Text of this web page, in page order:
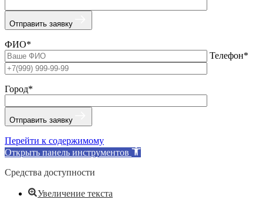
Отправить заявку
ФИО*
Телефон*
Город*
Отправить заявку
Перейти к содержимому
Открыть панель инструментов
Средства доступности
Увеличение текста